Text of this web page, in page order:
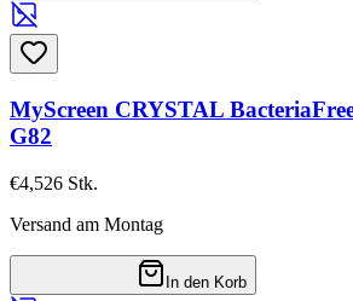
MyScreen CRYSTAL
G82
€4,526 Stk.
Versand am Montag
In den Korb